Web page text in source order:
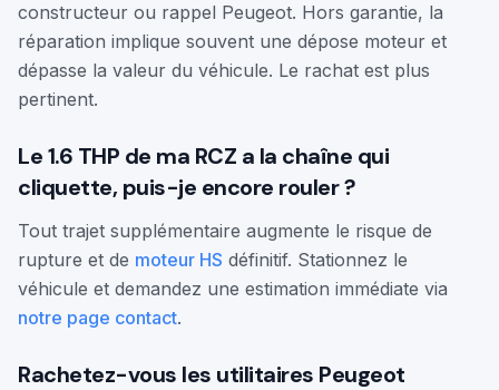
constructeur ou rappel Peugeot. Hors garantie, la
réparation implique souvent une dépose moteur et
dépasse la valeur du véhicule. Le rachat est plus
pertinent.
Le 1.6 THP de ma RCZ a la chaîne qui
cliquette, puis-je encore rouler ?
Tout trajet supplémentaire augmente le risque de
rupture et de moteur HS définitif. Stationnez le
véhicule et demandez une estimation immédiate via
notre page contact.
Rachetez-vous les utilitaires Peugeot